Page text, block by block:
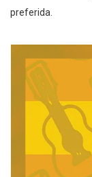
preferida.